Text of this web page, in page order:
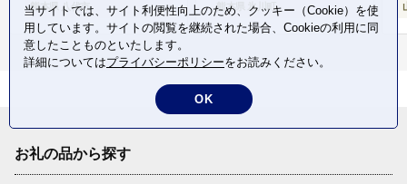
熊本県 八代市 熊本県 氷川町
お礼の品から探す
当サイトでは、サイト利便性向上のため、クッキー（Cookie）を使
用しています。サイトの閲覧を継続された場合、Cookieの利用に同
意したことものといたします。
詳細についてはプライバシーポリシーをお読みください。
OK